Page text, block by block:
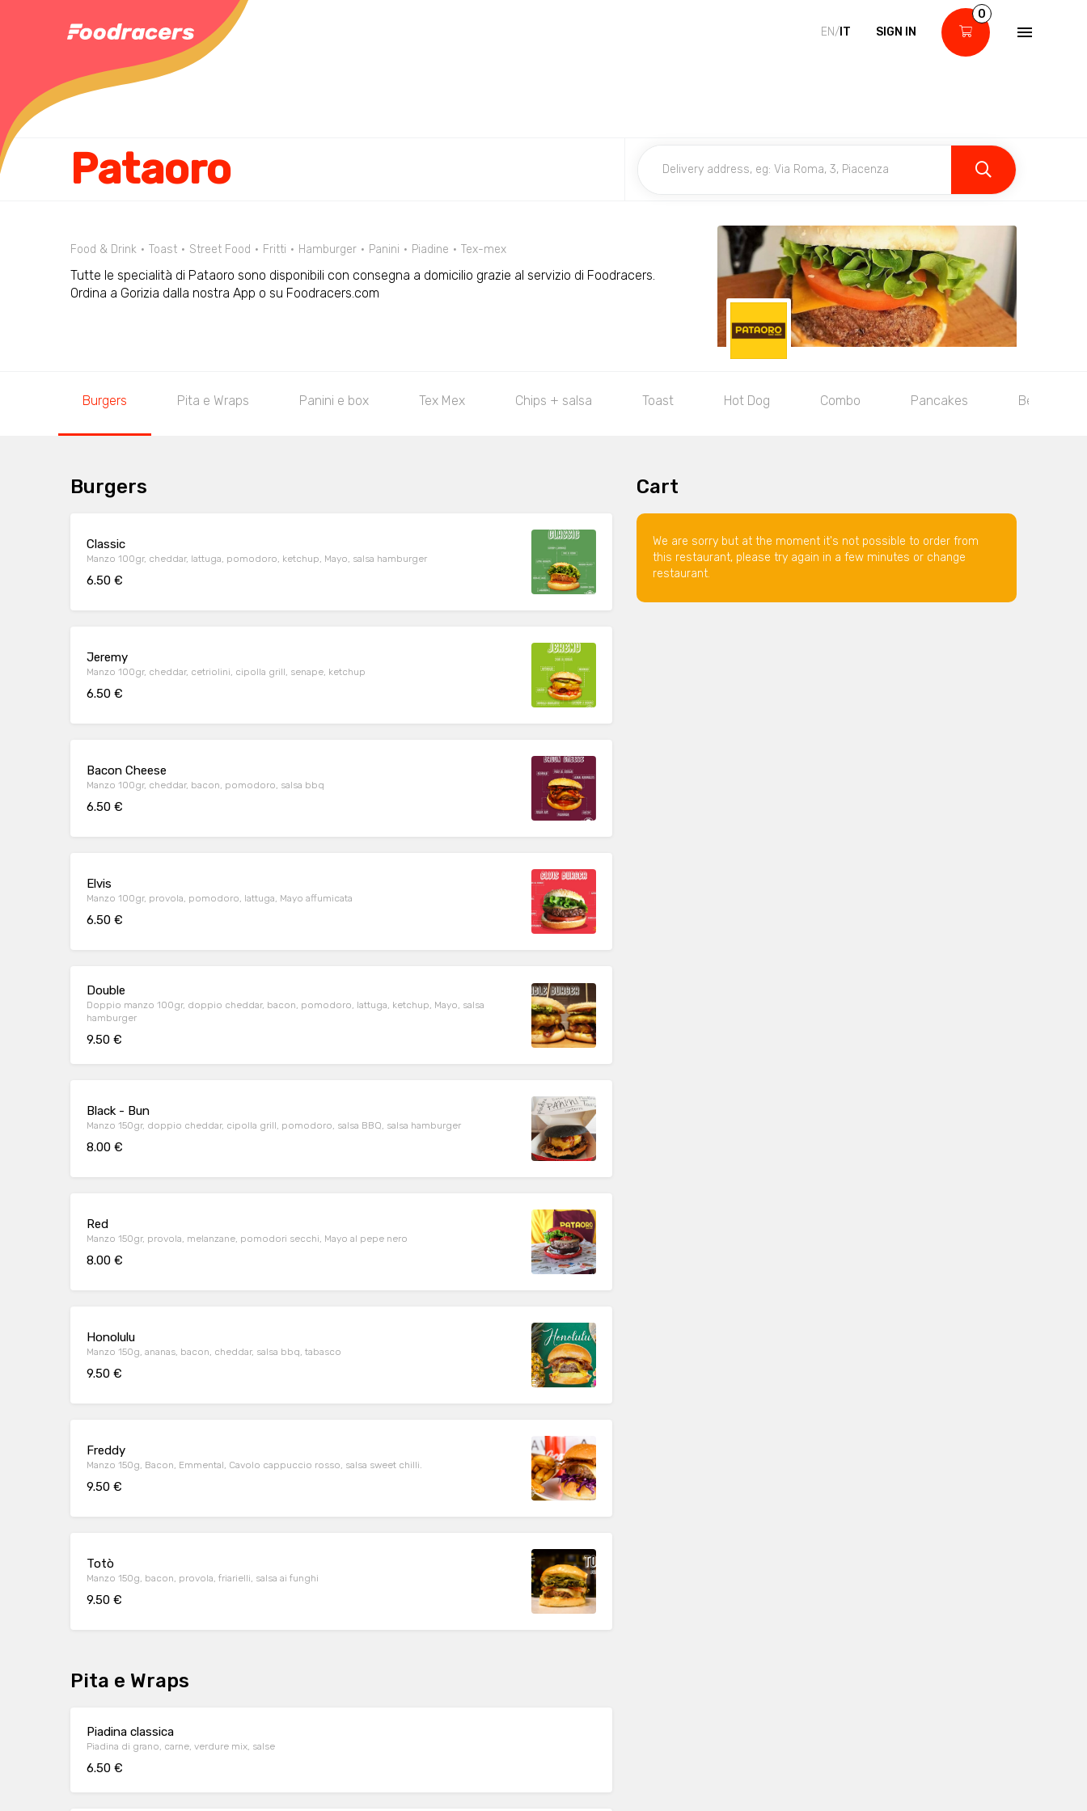
EN/ IT SIGN IN
0
Pataoro
Food & Drink Toast Street Food Fritti Hamburger Panini Piadine Tex-mex
Tutte le specialità di Pataoro sono disponibili con consegna a domicilio grazie al servizio di Foodracers.
Ordina a Gorizia dalla nostra App o su Foodracers.com
Burgers Pita e Wraps Panini e box Tex Mex Chips + salsa Toast Hot Dog Combo Pancakes Bevande
Burgers
Classic
Manzo 100gr, cheddar, lattuga, pomodoro, ketchup, Mayo, salsa hamburger
6.50 €
Jeremy
Manzo 100gr, cheddar, cetriolini, cipolla grill, senape, ketchup
6.50 €
Bacon Cheese
Manzo 100gr, cheddar, bacon, pomodoro, salsa bbq
6.50 €
Elvis
Manzo 100gr, provola, pomodoro, lattuga, Mayo affumicata
6.50 €
Double
Doppio manzo 100gr, doppio cheddar, bacon, pomodoro, lattuga, ketchup, Mayo, salsa
hamburger
9.50 €
Black - Bun
Manzo 150gr, doppio cheddar, cipolla grill, pomodoro, salsa BBQ, salsa hamburger
8.00 €
Red
Manzo 150gr, provola, melanzane, pomodori secchi, Mayo al pepe nero
8.00 €
Honolulu
Manzo 150g, ananas, bacon, cheddar, salsa bbq, tabasco
9.50 €
Freddy
Manzo 150g, Bacon, Emmental, Cavolo cappuccio rosso, salsa sweet chilli.
9.50 €
Totò
Manzo 150g, bacon, provola, friarielli, salsa ai funghi
9.50 €
Pita e Wraps
Piadina classica
Piadina di grano, carne, verdure mix, salse
6.50 €
Cart
We are sorry but at the moment it's not possible to order from
this restaurant, please try again in a few minutes or change
restaurant.